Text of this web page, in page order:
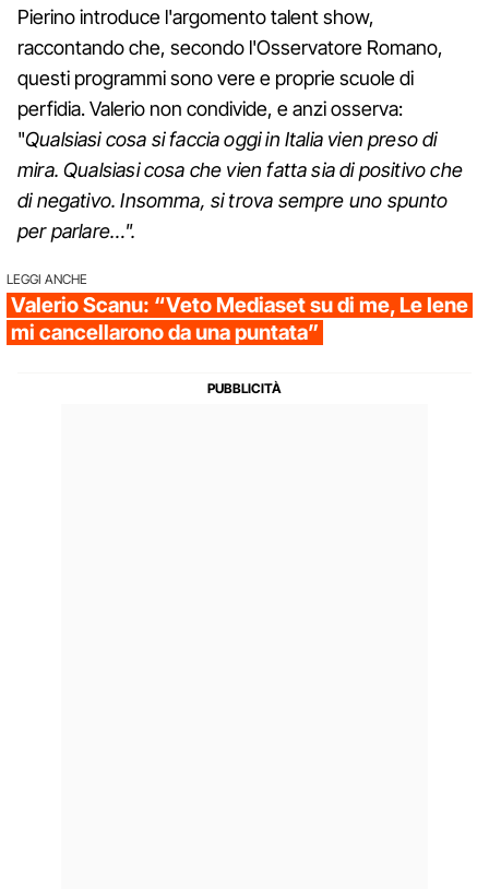
Pierino introduce l'argomento talent show,
raccontando che, secondo l'Osservatore Romano,
questi programmi sono vere e proprie scuole di
perfidia. Valerio non condivide, e anzi osserva:
"Qualsiasi cosa si faccia oggi in Italia vien preso di
mira. Qualsiasi cosa che vien fatta sia di positivo che
di negativo. Insomma, si trova sempre uno spunto
per parlare…".
LEGGI ANCHE
Valerio Scanu: “Veto Mediaset su di me, Le Iene
mi cancellarono da una puntata”